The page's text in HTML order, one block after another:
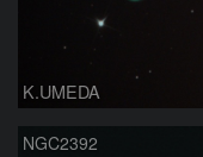
K.UMEDA
NGC2392